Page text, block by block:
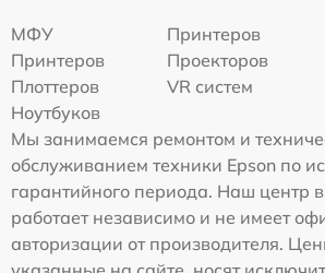
МФУ
Принтеров
Принтеров
Проекторов
Плоттеров
VR систем
Ноутбуков
Мы занимаемся ремонтом и
обслуживанием техники Epson по
гарантийного периода. Наш центр
работает независимо и не имеет
авторизации от производителя.